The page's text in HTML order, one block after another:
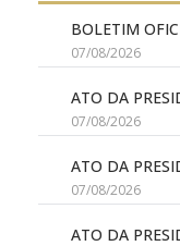
BOLETIM
07/08/2026
ATO DA
07/08/2026
ATO DA
07/08/2026
ATO DA